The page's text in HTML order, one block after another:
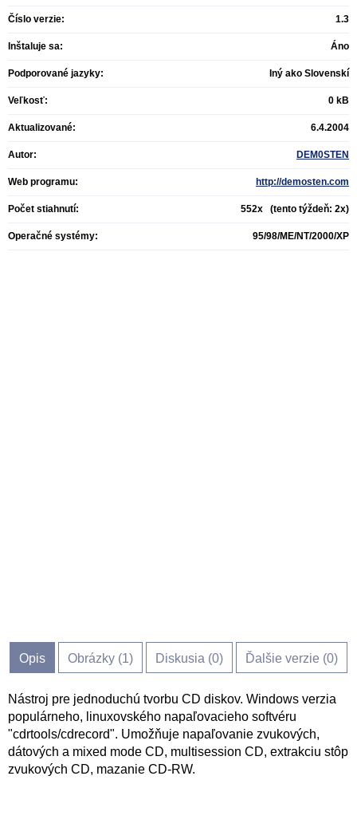
Číslo verzie: 1.3
Inštaluje sa: Áno
Podporované jazyky: Iný ako Slovenskí
Veľkosť: 0 kB
Aktualizované: 6.4.2004
Autor: DEM0STEN
Web programu: http://demosten.com
Počet stiahnutí: 552x (tento týždeň: 2x)
Operačné systémy: 95/98/ME/NT/2000/XP
Opis Obrázky (1) Diskusia (0) Ďalšie verzie (0)
Nástroj pre jednoduchú tvorbu CD diskov. Windows verzia
populárneho, linuxovského napaľovacieho softvéru
"cdrtools/cdrecord". Umožňuje napaľovanie zvukových,
dátových a mixed mode CD, multisession CD, extrakciu stôp
zvukových CD, mazanie CD-RW.